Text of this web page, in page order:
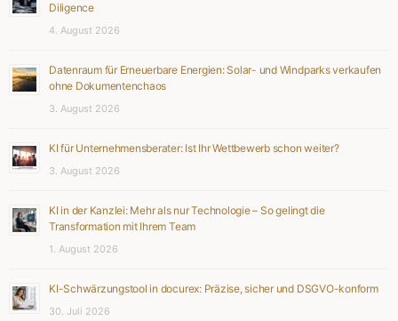
Diligence
4. August 2026
Datenraum für Erneuerbare Energien: Solar- und Windparks verkaufen
ohne Dokumentenchaos
3. August 2026
KI für Unternehmensberater: Ist Ihr Wettbewerb schon weiter?
3. August 2026
KI in der Kanzlei: Mehr als nur Technologie – So gelingt die
Transformation mit Ihrem Team
1. August 2026
KI-Schwärzungstool in docurex: Präzise, sicher und DSGVO-konform
30. Juli 2026